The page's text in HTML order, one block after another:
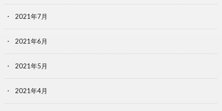
2021年7月
2021年6月
2021年5月
2021年4月